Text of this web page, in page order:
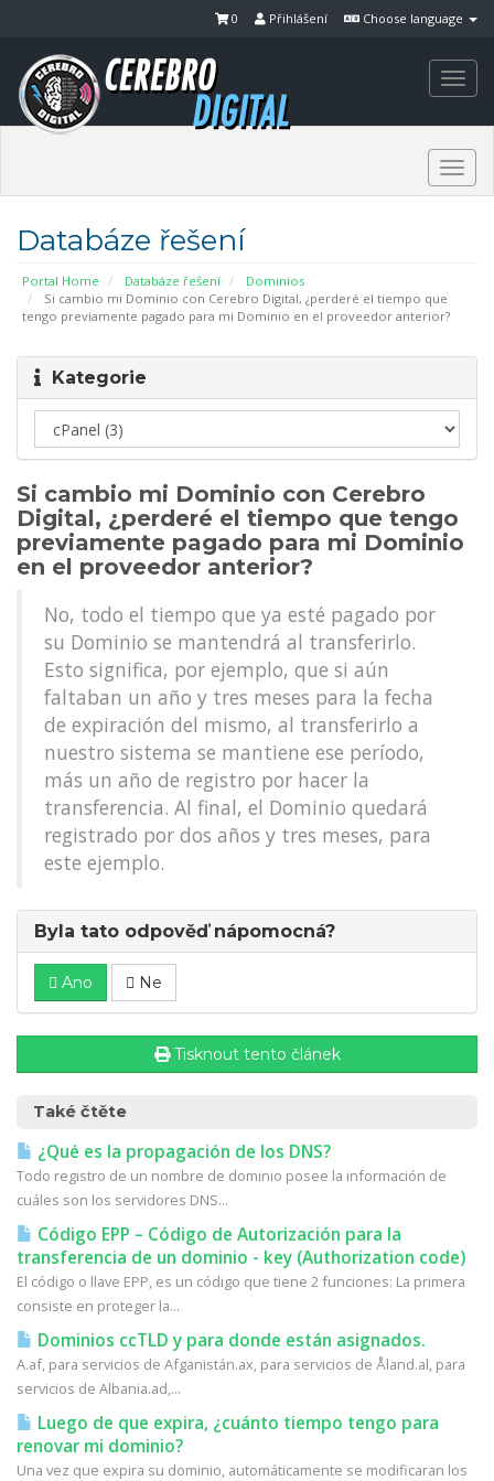
Choose language
Přihlášení
0
Databáze řešení
Portal Home Databáze řešení
Dominios
Si cambio mi Dominio con Cerebro Digital, ¿perderé el tiempo que
tengo previamente pagado para mi Dominio en el proveedor anterior?
Kategorie
Si cambio mi Dominio con Cerebro
Digital, ¿perderé el tiempo que tengo
previamente pagado para mi Dominio
en el proveedor anterior?
No, todo el tiempo que ya esté pagado por
su Dominio se mantendrá al transferirlo.
Esto significa, por ejemplo, que si aún
faltaban un año y tres meses para la fecha
de expiración del mismo, al transferirlo a
nuestro sistema se mantiene ese período,
más un año de registro por hacer la
transferencia. Al final, el Dominio quedará
registrado por dos años y tres meses, para
este ejemplo.
Byla tato odpověď nápomocná?
Ano Ne
Tisknout tento článek
Také čtěte
¿Qué es la propagación de los DNS?
Todo registro de un nombre de dominio posee la información de
cuáles son los servidores DNS...
Código EPP – Código de Autorización para la
transferencia de un dominio - key (Authorization code)
El código o llave EPP, es un código que tiene 2 funciones: La primera
consiste en proteger la...
Dominios ccTLD y para donde están asignados.
A.af, para servicios de Afganistán.ax, para servicios de Åland.al, para
servicios de Albania.ad,...
Luego de que expira, ¿cuánto tiempo tengo para
renovar mi dominio?
Una vez que expira su dominio, automáticamente se modificaran los